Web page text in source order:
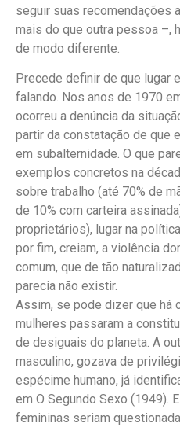
seguir suas recomendações
mais do que outra pessoa –,
de modo diferente.
Precede definir de que lugar
falando. Nos anos de 1970
ocorreu a denúncia da
partir da constatação de que
em subalternidade. O que
exemplos concretos na
sobre trabalho (até 70% de
de 10% com carteira
proprietários), lugar na
por fim, creiam, a violência
comum, que de tão
parecia não existir.
Assim, se pode dizer que há
mulheres passaram a
de desiguais do planeta. A
masculino, gozava de
espécime humano, já
em O Segundo Sexo (1949).
femininas seriam